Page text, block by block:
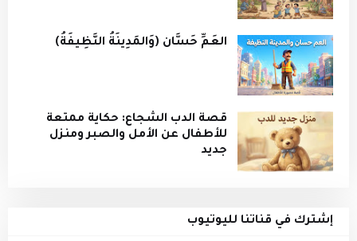
العَمِّ حَسَّان (وَالمَدِينَةُ النَّظِيفَةُ)
قصة الدب الشجاع: حكاية ممتعة
للأطفال عن الأمل والصبر ومنزل
جديد
إشترك في قناتنا لليوتيوب